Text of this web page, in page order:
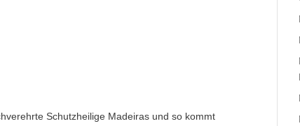
Schutzheilige Madeiras und so kommt